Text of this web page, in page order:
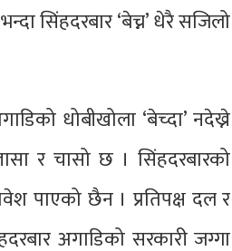
सिंहदरबार ‘बेच्न’ धेरै सजिलो
धोबीखोला ‘बेच्दा’ नदेख्ने
र चासो छ । सिंहदरबारको
पाएको छैन । प्रतिपक्ष दल र
अगाडिको सरकारी जग्गा